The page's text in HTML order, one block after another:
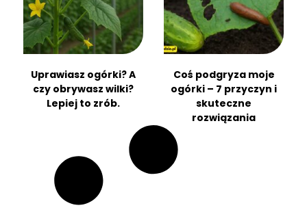
Uprawiasz ogórki? A
czy obrywasz wilki?
Lepiej to zrób.
Coś podgryza moje
ogórki – 7 przyczyn i
skuteczne
rozwiązania